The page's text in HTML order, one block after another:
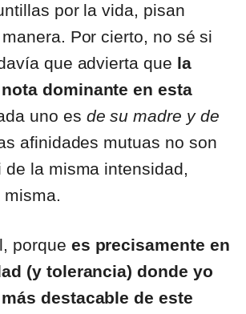
por la vida, pisan
Por cierto, no sé si
que advierta que la
dominante en esta
uno es de su madre y de
afinidades mutuas no son
de la misma intensidad,
misma.
porque es precisamente en
(y tolerancia) donde yo
destacable de este